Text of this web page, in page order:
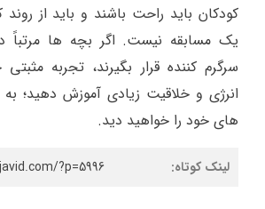
کودکان باید راحت باشند و باید از روند
یک مسابقه نیست. اگر بچه ها مرتباً
سرگرم کننده قرار بگیرند، تجربه
انرژی و خلاقیت زیادی آموزش دهید؛
های خود را خواهید دید.
لینک کوتاه: ?p=5996